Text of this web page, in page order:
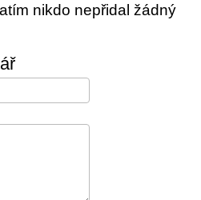
nikdo nepřidal žádný